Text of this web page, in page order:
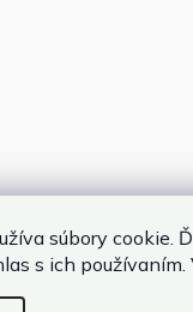
súbory cookie.
s ich